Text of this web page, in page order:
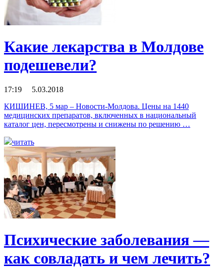
Какие лекарства в Молдове
подешевели?
17:19 5.03.2018
КИШИНЕВ, 5 мар – Новости-Молдова. Цены на 1440
медицинских препаратов, включенных в национальный
каталог цен, пересмотрены и снижены по решению …
читать
Психические заболевания —
как совладать и чем лечить?